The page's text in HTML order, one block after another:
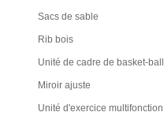
Sacs de sable
Rib bois
Unité de cadre de basket-ball
Miroir ajuste
Unité d'exercice multifonction